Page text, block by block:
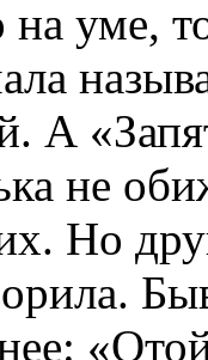
уме,
А
не
Но